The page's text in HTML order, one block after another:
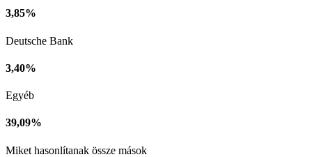
3,85%
Deutsche Bank
3,40%
Egyéb
39,09%
Miket hasonlítanak össze mások